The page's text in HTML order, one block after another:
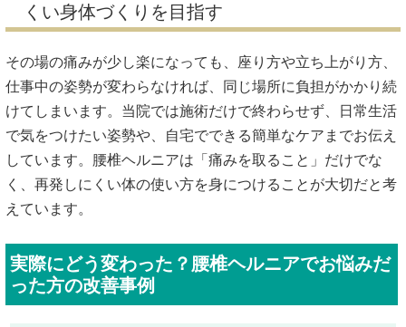
くい身体づくりを目指す
その場の痛みが少し楽になっても、座り方や立ち上がり方、
仕事中の姿勢が変わらなければ、同じ場所に負担がかかり続
けてしまいます。当院では施術だけで終わらせず、日常生活
で気をつけたい姿勢や、自宅でできる簡単なケアまでお伝え
しています。腰椎ヘルニアは「痛みを取ること」だけでな
く、再発しにくい体の使い方を身につけることが大切だと考
えています。
実際にどう変わった？腰椎ヘルニアでお悩みだ
った方の改善事例